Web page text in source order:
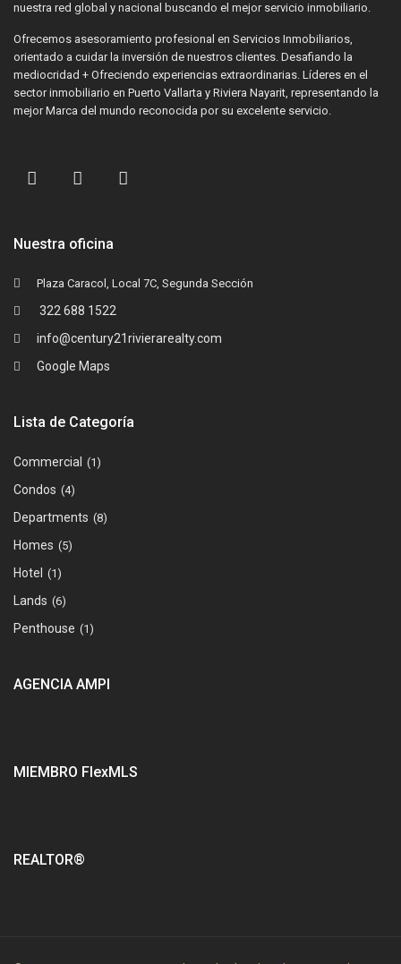
nuestra red global y nacional buscando el mejor servicio inmobiliario.
Ofrecemos asesoramiento profesional en Servicios Inmobiliarios,
orientado a cuidar la inversión de nuestros clientes. Desafiando la
mediocridad + Ofreciendo experiencias extraordinarias. Líderes en el
sector inmobiliario en Puerto Vallarta y Riviera Nayarit, representando la
mejor Marca del mundo reconocida por su excelente servicio.
Nuestra oficina
Plaza Caracol, Local 7C, Segunda Sección
322 688 1522
info@century21rivierarealty.com
Google Maps
Lista de Categoría
Commercial (1)
Condos (4)
Departments (8)
Homes (5)
Hotel (1)
Lands (6)
Penthouse (1)
AGENCIA AMPI
MIEMBRO FlexMLS
REALTOR®